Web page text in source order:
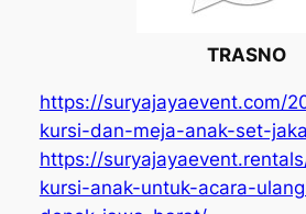
TRASNO
https://suryajayaevent.com/
kursi-dan-meja-anak-set-
https://
kursi-anak-untuk-acara-